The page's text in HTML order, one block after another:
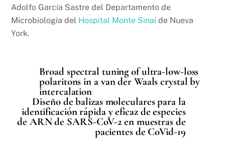
Adolfo García Sastre del Departamento de
Microbiología del Hospital Monte Sinaí de Nueva
York.
Broad spectral tuning of ultra-low-loss
polaritons in a van der Waals crystal by
intercalation
Diseño de balizas moleculares para la
identificación rápida y eficaz de especies
de ARN de SARS-CoV-2 en muestras de
pacientes de CoVid-19